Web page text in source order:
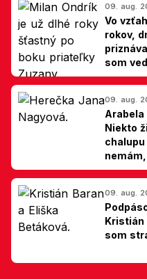
09. aug.
Vo
rokov,
som
hovorí
09. aug.
Arabela
Niekto
09. aug.
Kristián
som